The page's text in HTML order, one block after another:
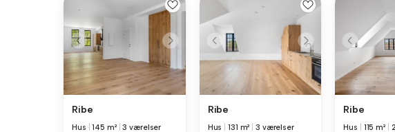
Ribe
Hus |145 m² |3 værelser
Ribe
Hus 131 m² |3 værelser
Ribe
Hus 115 m²